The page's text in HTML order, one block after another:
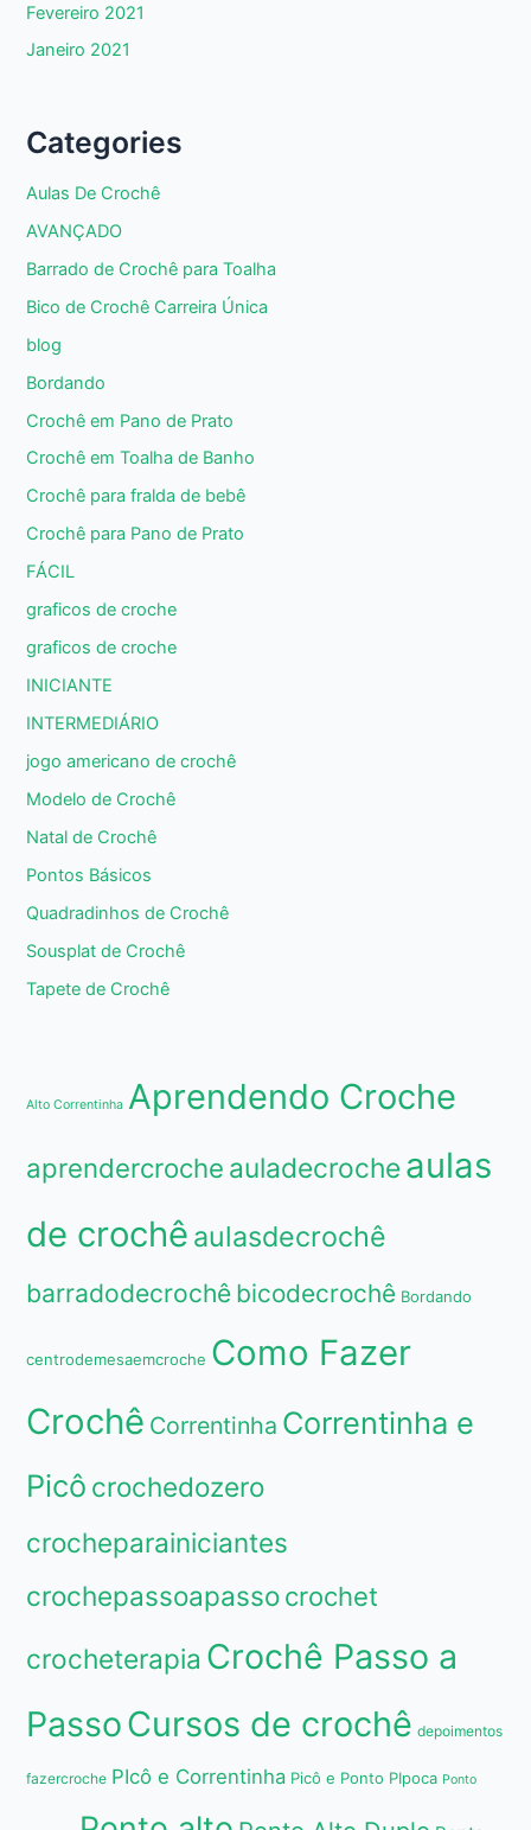
Fevereiro 2021
Janeiro 2021
Categories
Aulas De Crochê
AVANÇADO
Barrado de Crochê para Toalha
Bico de Crochê Carreira Única
blog
Bordando
Crochê em Pano de Prato
Crochê em Toalha de Banho
Crochê para fralda de bebê
Crochê para Pano de Prato
FÁCIL
graficos de croche
graficos de croche
INICIANTE
INTERMEDIÁRIO
jogo americano de crochê
Modelo de Crochê
Natal de Crochê
Pontos Básicos
Quadradinhos de Crochê
Sousplat de Crochê
Tapete de Crochê
Alto Correntinha Aprendendo Croche
aprendercroche auladecroche aulas
de crochê aulasdecrochê
barradodecrochê bicodecrochê Bordando
centrodemesaemcroche Como Fazer
Crochê Correntinha Correntinha e
Picô crochedozero
crocheparainiciantes
crochepassoapassocrochet
crocheterapia Crochê Passo a
PassoCursos de crochê depoimentos
fazercroche PIcô e Correntinha Picô e Ponto PIpoca Ponto